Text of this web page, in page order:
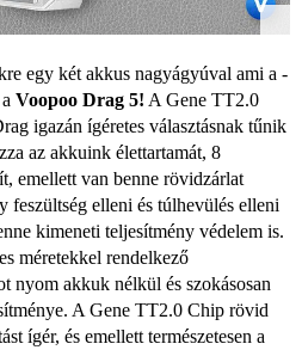
egy két akkus nagyágyúval ami a -
Voopoo Drag 5! A Gene TT2.0
igazán ígéretes választásnak tűnik
az akkuink élettartamát, 8
emellett van benne rövidzárlat
feszültség elleni és túlhevülés elleni
kimeneti teljesítmény védelem is.
méretekkel rendelkező
nyom akkuk nélkül és szokásosan
A Gene TT2.0 Chip rövid
ígér, és emellett természetesen a